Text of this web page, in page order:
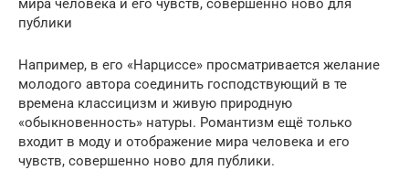
мира человека и его чувств, совершенно ново для
публики
Например, в его «Нарциссе» просматривается желание
молодого автора соединить господствующий в те
времена классицизм и живую природную
«обыкновенность» натуры. Романтизм ещё только
входит в моду и отображение мира человека и его
чувств, совершенно ново для публики.